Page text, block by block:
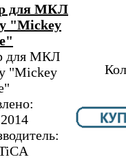
для МКЛ
"Mickey
для МКЛ
"Mickey